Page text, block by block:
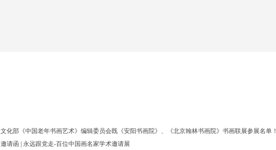
文化部《中国老年书画艺术》编辑委员会既《安阳书画院》、《北京翰林书画院》书画联展参展名单！
邀请函 | 永远跟党走-百位中国画名家学术邀请展